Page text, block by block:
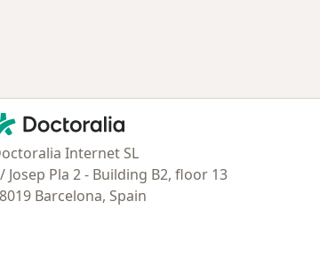
- Página de inicio
Internet SL
Josep Pla 2 - Building B2, floor 13
Barcelona, Spain